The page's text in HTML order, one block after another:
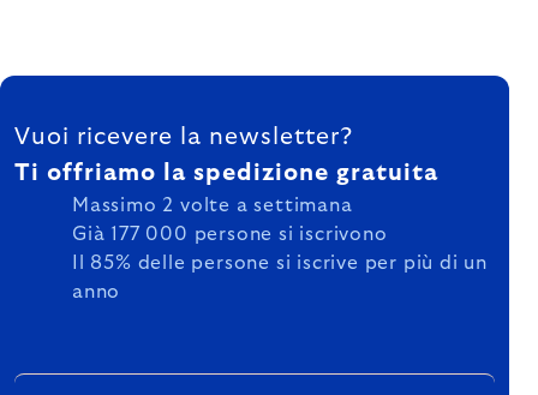
FOOTER
Vuoi ricevere la newsletter?
Ti offriamo la spedizione gratuita
Massimo 2 volte a settimana
Già 177 000 persone si iscrivono
Il 85% delle persone si iscrive per più di un
anno